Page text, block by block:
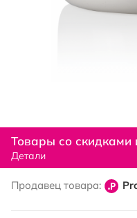
к
началу
галереи
Товары со скидками
Детали
Продавец товара: